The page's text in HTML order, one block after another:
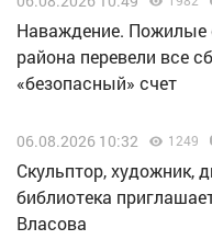
Наваждение. Пожилые
района перевели все
«безопасный» счет
06.08.2026 10:32 1249
Скульптор, художник,
библиотека
Власова